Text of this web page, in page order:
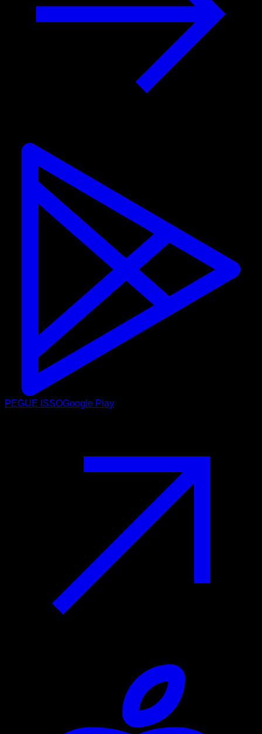
PEGUE ISSOGoogle Play